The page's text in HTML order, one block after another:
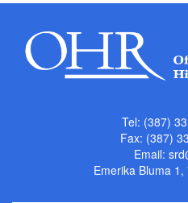
Tel: (387)
Fax: (387)
Email:
Emerika Bluma